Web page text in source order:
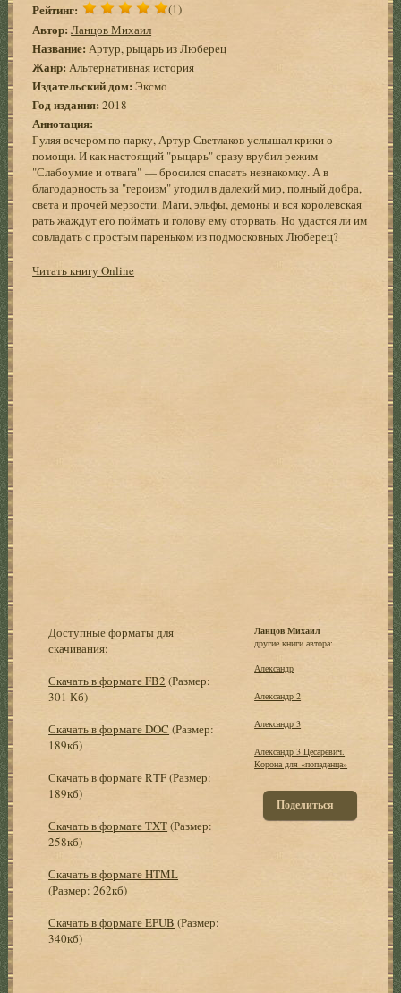
Рейтинг: (1)
Автор: Ланцов Михаил
Название: Артур, рыцарь из Люберец
Жанр: Альтернативная история
Издательский дом: Эксмо
Год издания: 2018
Аннотация:
Гуляя вечером по парку, Артур Светлаков услышал крики о
помощи. И как настоящий "рыцарь" сразу врубил режим
"Слабоумие и отвага" — бросился спасать незнакомку. А в
благодарность за "героизм" угодил в далекий мир, полный добра,
света и прочей мерзости. Маги, эльфы, демоны и вся королевская
рать жаждут его поймать и голову ему оторвать. Но удастся ли им
совладать с простым пареньком из подмосковных Люберец?
Читать книгу Online
Доступные форматы для
скачивания:
Скачать в формате FB2 (Размер:
301 Кб)
Скачать в формате DOC (Размер:
189кб)
Скачать в формате RTF(Размер:
189кб)
Скачать в формате TXT(Размер:
258кб)
Скачать в формате HTML
(Размер: 262кб)
Скачать в формате EPUB (Размер:
340кб)
Ланцов Михаил
другие книги автора:
Александр
Александр 2
Александр 3
Александр 3 Цесаревич.
Корона для «попаданца»
Поделиться